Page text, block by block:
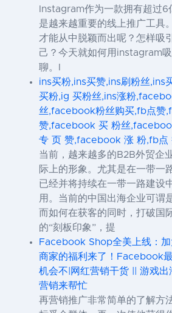
Instagram作为一款拥有超过6
是越来越重要的线上推广工具
才能从中脱颖而出呢？怎样吸
己？今天就如何用instagram
聊。I
ins买粉,ins买赞,ins刷粉丝,ins
买粉,ig 买粉丝,ins涨粉
丝,facebook粉丝购买,fb点赞
赞,facebook 买 粉丝
专 页 赞,facebook 涨 粉,fb点
当前，越来越多的B2B外贸企
际上的形象。尤其是在一带一
已经并将持续在一带一路建设
用。当前的中国出海企业可谓
而如何在获客的同时，打破国
的“刻板印象”，提
Facebook Shop全美上线：
商家的福利来了！Facebook
机会不|网红营销干货 || 游戏出
营销来帮忙
再营销推广非常简单的了解方